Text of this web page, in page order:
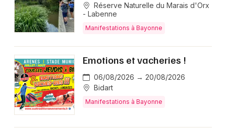
Réserve Naturelle du Marais d'Orx
- Labenne
Manifestations à Bayonne
Emotions et vacheries !
06/08/2026 → 20/08/2026
Bidart
Manifestations à Bayonne